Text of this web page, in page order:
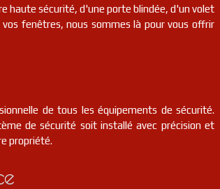
haute sécurité, d'une porte blindée, d'un volet
fenêtres, nous sommes là pour vous offrir
de tous les équipements de sécurité.
de sécurité soit installé avec précision et
propriété.